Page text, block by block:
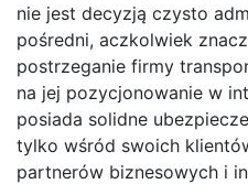
nie jest decyzją czysto
pośredni, aczkolwiek
postrzeganie firmy
na jej pozycjonowanie w
posiada solidne
tylko wśród swoich
partnerów biznesowych i